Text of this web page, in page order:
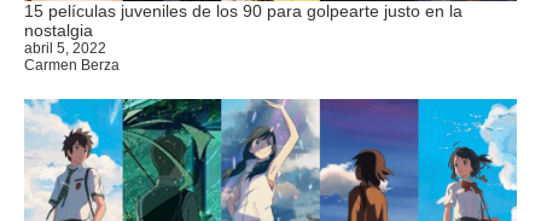
15 películas juveniles de los 90 para golpearte justo en la
nostalgia
abril 5, 2022
Carmen Berza